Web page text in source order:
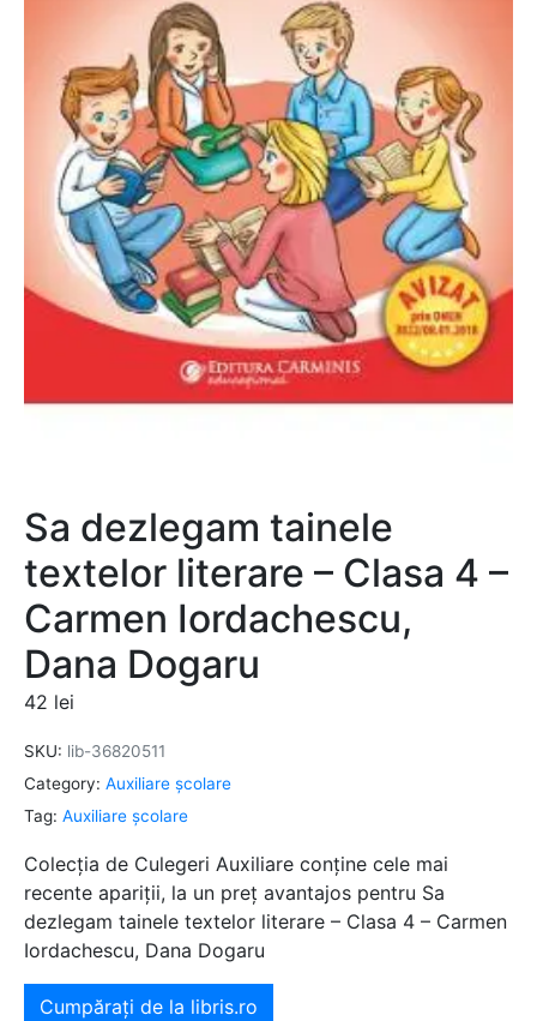
Sa dezlegam tainele
textelor literare – Clasa 4 –
Carmen Iordachescu,
Dana Dogaru
42 lei
SKU: lib-36820511
Category: Auxiliare şcolare
Tag: Auxiliare şcolare
Colecția de Culegeri Auxiliare conține cele mai
recente apariții, la un preț avantajos pentru Sa
dezlegam tainele textelor literare – Clasa 4 – Carmen
Iordachescu, Dana Dogaru
Cumpărați de la libris.ro